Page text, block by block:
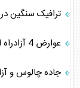
ترافیک سنگین
عوارض 4 آزادراه الکترونیکی شد
جاده چالوس و